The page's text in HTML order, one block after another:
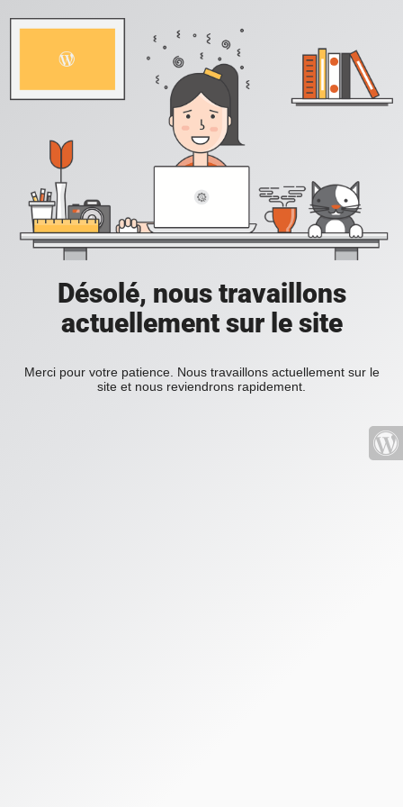
Désolé, nous travaillons
actuellement sur le site
Merci pour votre patience. Nous travaillons actuellement sur le
site et nous reviendrons rapidement.